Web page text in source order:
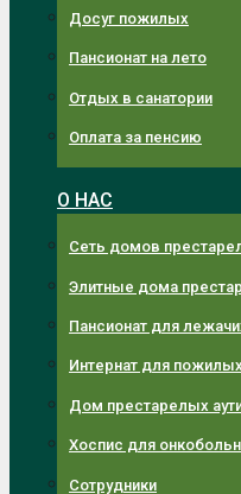
Досуг пожилых
Пансионат на лето
Отдых в санатории
Оплата за пенсию
О НАС
Сеть домов
Элитные дома
Пансионат для
Интернат для пожилых
Дом престарелых
Хоспис для
Сотрудники